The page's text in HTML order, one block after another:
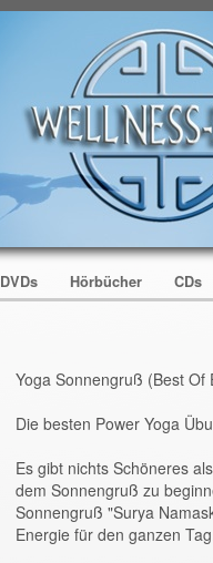
DVDs Hörbücher CDs
Yoga Sonnengruß (Best Of
Die besten Power Yoga
Es gibt nichts Schöneres
dem Sonnengruß zu
Sonnengruß "Surya
Energie für den ganzen